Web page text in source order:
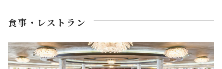
食事・レストラン